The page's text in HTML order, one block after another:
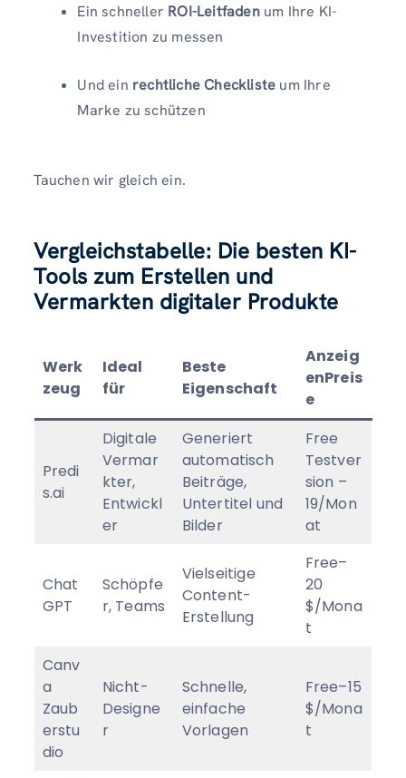
Ein schneller ROI-Leitfadenum Ihre KI-
Investition zu messen
Und ein rechtliche Checkliste um Ihre
Marke zu schützen
Tauchen wir gleich ein.
Vergleichstabelle: Die besten KI-
Tools zum Erstellen und
Vermarkten digitaler Produkte
Werk
zeug
Ideal
für
Beste
Eigenschaft
Anzeig
enPreis
e
Predi
s.ai
Digitale
Vermar
kter,
Entwickl
er
Generiert
automatisch
Beiträge,
Untertitel und
Bilder
Free
Testver
sion –
19/Mon
at
Chat
GPT
Schöpfe
r, Teams
Vielseitige
Content-
Erstellung
Free–
20
$/Mona
t
Canv
a
Zaub
erstu
dio
Nicht-
Designe
r
Schnelle,
einfache
Vorlagen
Free–15
$/Mona
t